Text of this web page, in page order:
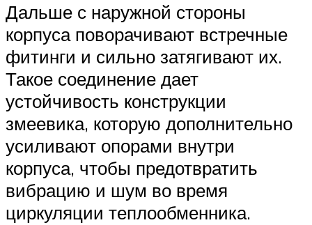
Дальше с наружной стороны
корпуса поворачивают встречные
фитинги и сильно затягивают их.
Такое соединение дает
устойчивость конструкции
змеевика, которую дополнительно
усиливают опорами внутри
корпуса, чтобы предотвратить
вибрацию и шум во время
циркуляции теплообменника.